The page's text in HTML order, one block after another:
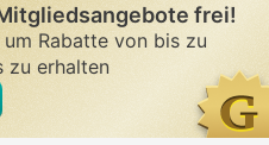
frei!
Rabatte von bis zu
zu erhalten